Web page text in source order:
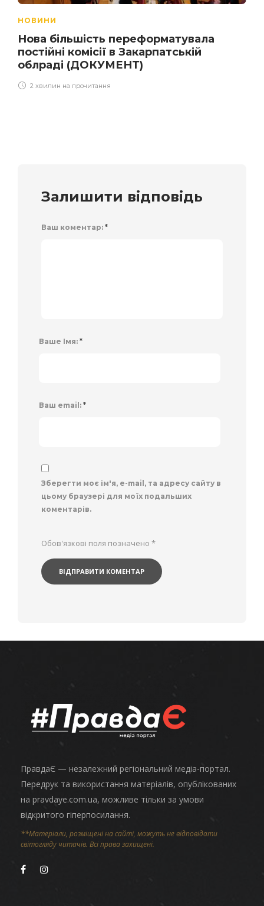
НОВИНИ
Нова більшість переформатувала
постійні комісії в Закарпатській
облраді (ДОКУМЕНТ)
2 хвилин на прочитання
Залишити відповідь
Ваш коментар: *
Ваше Імя: *
Ваш email: *
Зберегти моє ім'я, e-mail, та адресу сайту в
цьому браузері для моїх подальших
коментарів.
Обов'язкові поля позначено *
ПравдаЄ — незалежний регіональний медіа-портал.
Передрук та використання матеріалів, опублікованих
на pravdaye.com.ua, можливе тільки за умови
відкритого гіперпосилання.
**Матеріали, розміщені на сайті, можуть не відповідати
світогляду читачів. Всі права захищені.